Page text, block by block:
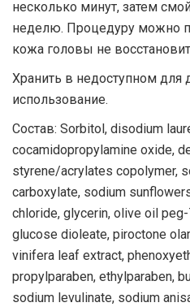
несколько минут, затем
неделю. Процедуру можно
кожа головы не
Хранить в недоступном для
использование.
Состав: Sorbitol, disodium
cocamidopropylamine oxide,
styrene/acrylates copolymer,
carboxylate, sodium
chloride, glycerin, olive oil
glucose dioleate, piroctone
vinifera leaf extract,
propylparaben, ethylparaben,
sodium levulinate, sodium